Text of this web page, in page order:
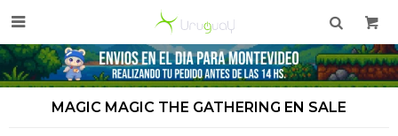

MAGIC MAGIC THE GATHERING EN SALE